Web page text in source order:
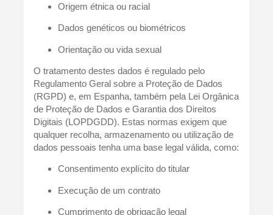
Origem étnica ou racial
Dados genéticos ou biométricos
Orientação ou vida sexual
O tratamento destes dados é regulado pelo
Regulamento Geral sobre a Proteção de Dados
(RGPD) e, em Espanha, também pela Lei Orgânica
de Proteção de Dados e Garantia dos Direitos
Digitais (LOPDGDD). Estas normas exigem que
qualquer recolha, armazenamento ou utilização de
dados pessoais tenha uma base legal válida, como:
Consentimento explícito do titular
Execução de um contrato
Cumprimento de obrigação legal